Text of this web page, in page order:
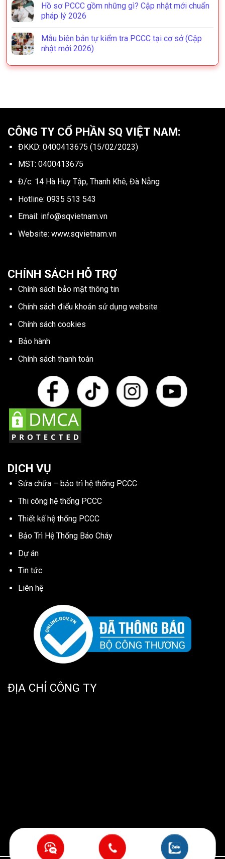
Hồ sơ PCCC gồm những gì? Cập nhật mới chuẩn
pháp lý 2026
Mẫu biên bản tự kiểm tra PCCC tại cơ sở (Cập
nhật mới 2026)
CÔNG TY CỔ PHẦN SQ VIỆT NAM:
ĐKKD: 0400413675 (15/02/2023)
MST: 0400413675
Đ/c: 14 Hà Huy Tập, Thanh Khê, Đà Nẵng
Hotline: 0935 513 543
Email: info@sqvietnam.vn
Website: www.sqvietnam.vn
CHÍNH SÁCH HỖ TRỢ
Chính sách bảo mật thông tin
Chính sách điểu khoản sử dụng website
Chính sách cookies
Bảo hành
Chính sách thanh toán
DỊCH VỤ
Sửa chữa – bảo trì hệ thống PCCC
Thi công hệ thống PCCC
Thiết kế hệ thống PCCC
Bảo Trì Hệ Thống Báo Cháy
Dự án
Tin tức
Liên hệ
ĐỊA CHỈ CÔNG TY